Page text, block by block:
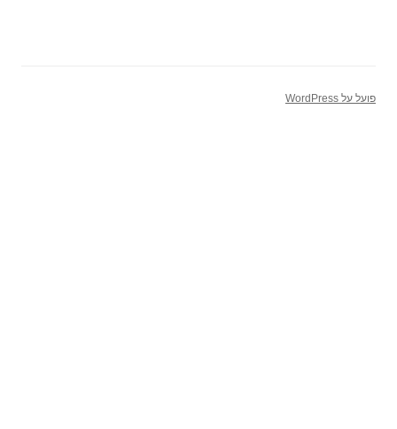
פועל על WordPress